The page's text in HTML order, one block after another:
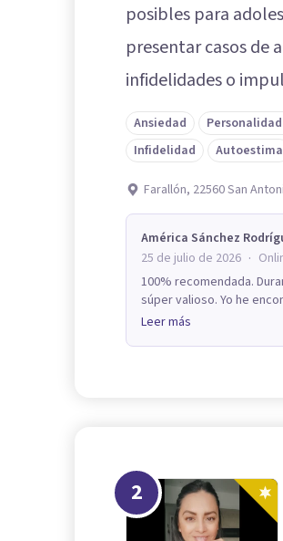
posibles para
presentar casos de
infidelidades o
Ansiedad
Infidelidad
Autoestima
Farallón, 22560 San
América Sánchez
25 de julio de 2026 ·
100% recomendada.
súper valioso. Yo he
Leer más
2